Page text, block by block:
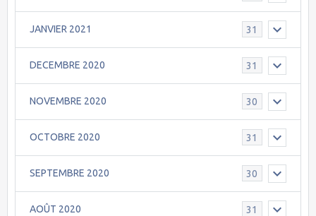
JANVIER 2021 31
DECEMBRE 2020 31
NOVEMBRE 2020 30
OCTOBRE 2020 31
SEPTEMBRE 2020 30
AOÛT 2020 31